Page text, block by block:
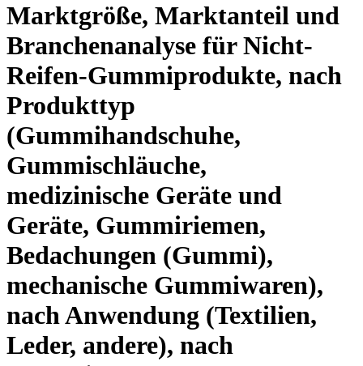
Marktgröße, Marktanteil und
Branchenanalyse für Nicht-
Reifen-Gummiprodukte, nach
Produkttyp
(Gummihandschuhe,
Gummischläuche,
medizinische Geräte und
Geräte, Gummiriemen,
Bedachungen (Gummi),
mechanische Gummiwaren),
nach Anwendung (Textilien,
Leder, andere), nach